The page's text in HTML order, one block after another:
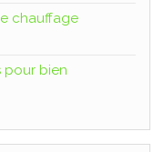
chauffage
pour bien